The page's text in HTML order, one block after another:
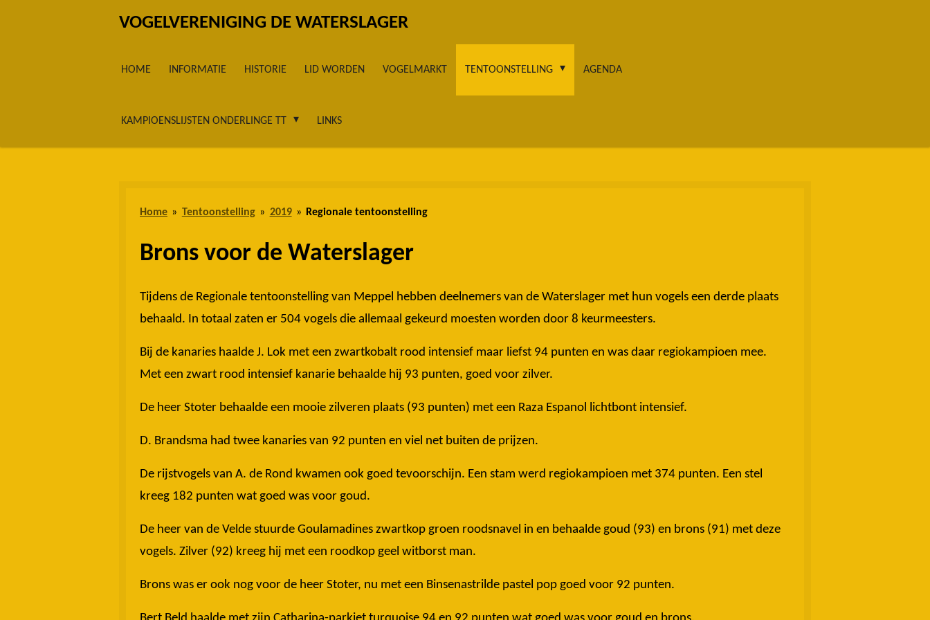
VOGELVERENIGING DE WATERSLAGER
HOME INFORMATIE HISTORIE LID WORDEN VOGELMARKT TENTOONSTELLING AGENDA
KAMPIOENSLIJSTEN ONDERLINGE TT LINKS
Home » Tentoonstelling » 2019 » Regionale tentoonstelling
Brons voor de Waterslager
Tijdens de Regionale tentoonstelling van Meppel hebben deelnemers van de Waterslager met hun vogels een derde plaats
behaald. In totaal zaten er 504 vogels die allemaal gekeurd moesten worden door 8 keurmeesters.
Bij de kanaries haalde J. Lok met een zwartkobalt rood intensief maar liefst 94 punten en was daar regiokampioen mee.
Met een zwart rood intensief kanarie behaalde hij 93 punten, goed voor zilver.
De heer Stoter behaalde een mooie zilveren plaats (93 punten) met een Raza Espanol lichtbont intensief.
D. Brandsma had twee kanaries van 92 punten en viel net buiten de prijzen.
De rijstvogels van A. de Rond kwamen ook goed tevoorschijn. Een stam werd regiokampioen met 374 punten. Een stel
kreeg 182 punten wat goed was voor goud.
De heer van de Velde stuurde Goulamadines zwartkop groen roodsnavel in en behaalde goud (93) en brons (91) met deze
vogels. Zilver (92) kreeg hij met een roodkop geel witborst man.
Brons was er ook nog voor de heer Stoter, nu met een Binsenastrilde pastel pop goed voor 92 punten.